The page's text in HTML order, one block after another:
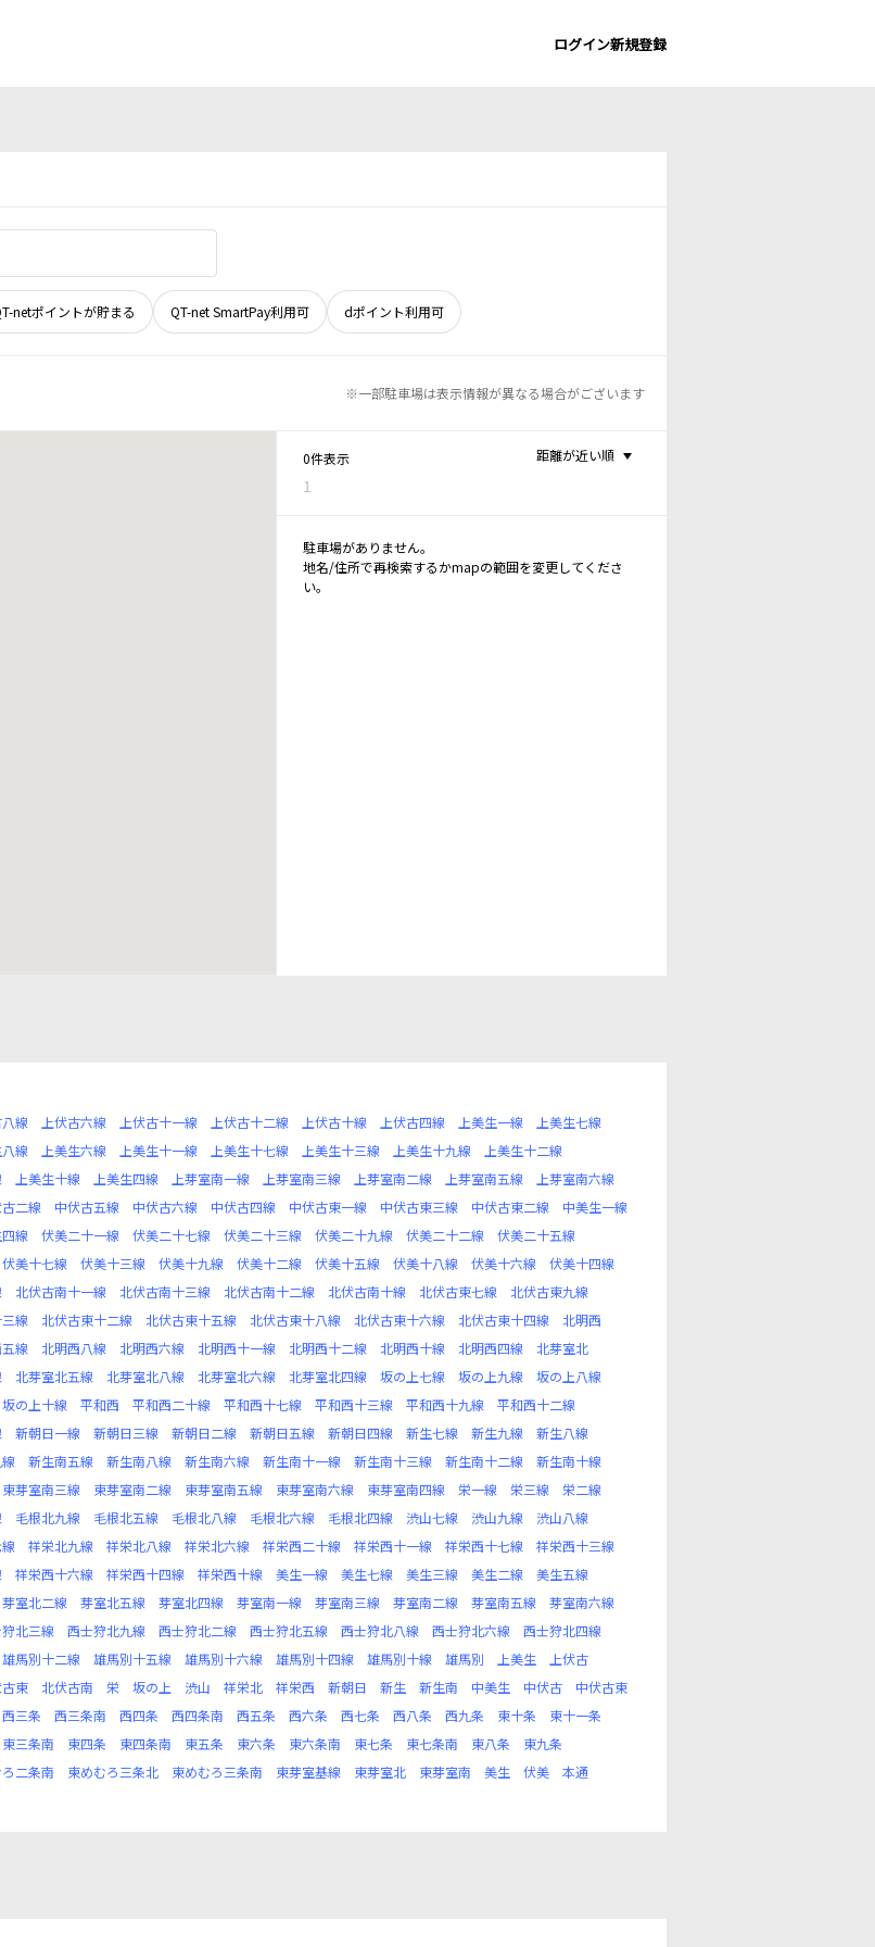
ログイン新規登録
netポイントが貯まる QT-net SmartPay利用可 dポイント利用可
※一部駐車場は表示情報が異なる場合がございます
0件表示
1
距離が近い順
駐車場がありません。
地名/住所で再検索するかmapの範囲を変更してくださ
い。
八線 上伏古六線 上伏古十一線 上伏古十二線 上伏古十線 上伏古四線 上美生一線
上美生七線
八線 上美生六線 上美生十一線 上美生十七線 上美生十三線 上美生十九線
上美生十二線
上美生十線 上美生四線 上芽室南一線 上芽室南三線 上芽室南二線 上芽室南五線
上芽室南六線
二線 中伏古五線 中伏古六線 中伏古四線 中伏古東一線 中伏古東三線 中伏古東二線
中美生一線
線 伏美二十一線 伏美二十七線 伏美二十三線 伏美二十九線 伏美二十二線
伏美二十五線
伏美十七線 伏美十三線 伏美十九線 伏美十二線 伏美十五線 伏美十八線 伏美十六線
伏美十四線
北伏古南十一線 北伏古南十三線 北伏古南十二線 北伏古南十線 北伏古東七線
北伏古東九線
線 北伏古東十二線 北伏古東十五線 北伏古東十八線 北伏古東十六線 北伏古東十四線
北明西
線 北明西八線 北明西六線 北明西十一線 北明西十二線 北明西十線 北明西四線
北芽室北
北芽室北五線 北芽室北八線 北芽室北六線 北芽室北四線 坂の上七線 坂の上九線
坂の上八線
坂の上十線 平和西 平和西二十線 平和西十七線 平和西十三線 平和西十九線
平和西十二線
新朝日一線 新朝日三線 新朝日二線 新朝日五線 新朝日四線 新生七線 新生九線
新生八線
新生南五線 新生南八線 新生南六線 新生南十一線 新生南十三線 新生南十二線
新生南十線
東芽室南三線 東芽室南二線 東芽室南五線 東芽室南六線 東芽室南四線 栄一線 栄三線
栄二線
毛根北九線 毛根北五線 毛根北八線 毛根北六線 毛根北四線 渋山七線 渋山九線
渋山八線
祥栄北九線 祥栄北八線 祥栄北六線 祥栄西二十線 祥栄西十一線 祥栄西十七線
祥栄西十三線
祥栄西十六線 祥栄西十四線 祥栄西十線 美生一線 美生七線 美生三線 美生二線
美生五線
芽室北二線 芽室北五線 芽室北四線 芽室南一線 芽室南三線 芽室南二線 芽室南五線
芽室南六線
北三線 西士狩北九線 西士狩北二線 西士狩北五線 西士狩北八線 西士狩北六線
西士狩北四線
雄馬別十二線 雄馬別十五線 雄馬別十六線 雄馬別十四線 雄馬別十線 雄馬別 上美生
上伏古
東 北伏古南 栄 坂の上 渋山 祥栄北 祥栄西 新朝日 新生 新生南 中美生 中伏古
中伏古東
西三条 西三条南 西四条 西四条南 西五条 西六条 西七条 西八条 西九条 東十条
東十一条
東三条南 東四条 東四条南 東五条 東六条 東六条南 東七条 東七条南 東八条
東九条
二条南 東めむろ三条北 東めむろ三条南 東芽室基線 東芽室北 東芽室南 美生 伏美
本通